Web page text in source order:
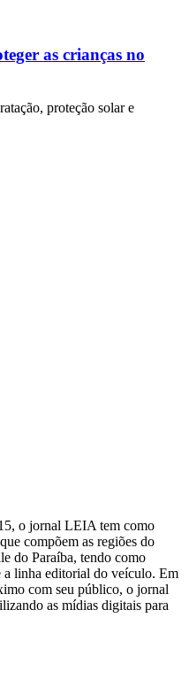
as crianças no
proteção solar e
o jornal LEIA tem como
compõem as regiões do
do Paraíba, tendo como
linha editorial do veículo. Em
com seu público, o jornal
as mídias digitais para